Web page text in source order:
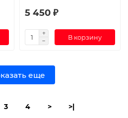
5 450 ₽
В корзину
еще
3 4 > >|